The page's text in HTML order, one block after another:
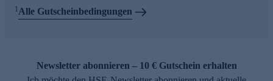
1Alle Gutscheinbedingungen
Newsletter abonnieren – 10 € Gutschein erhalten